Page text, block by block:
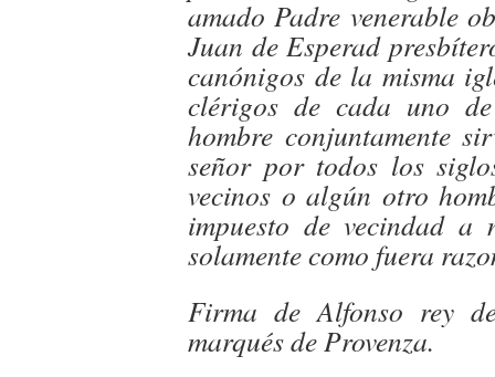
amado Padre venerable
Juan de Esperad
canónigos de la misma
clérigos de cada uno
hombre conjuntamente
señor por todos los
vecinos o algún otro
impuesto de vecindad
solamente como fuera
Firma de Alfonso rey
marqués de Provenza.